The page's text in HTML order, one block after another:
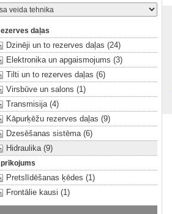
daļas
Dzinēji un to rezerves daļas (24)
Elektronika un apgaismojums (3)
Tilti un to rezerves daļas (6)
Virsbūve un salons (1)
Transmisija (4)
Kāpurķēžu rezerves daļas (9)
Dzesēšanas sistēma (6)
Hidraulika (9)
Pretslīdēšanas ķēdes (1)
Frontālie kausi (1)